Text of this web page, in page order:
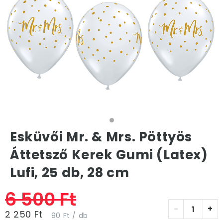
Esküvői Mr. & Mrs. Pöttyös
Áttetsző Kerek Gumi (Latex)
Lufi, 25 db, 28 cm
6 500 Ft
2 250 Ft 90 Ft / db
- +